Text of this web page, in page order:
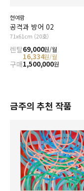
현여람
공격과 방어 02
71x61cm (20호)
렌탈69,000원/월
16,334원/월
구매1,500,000원
금주의 추천 작품